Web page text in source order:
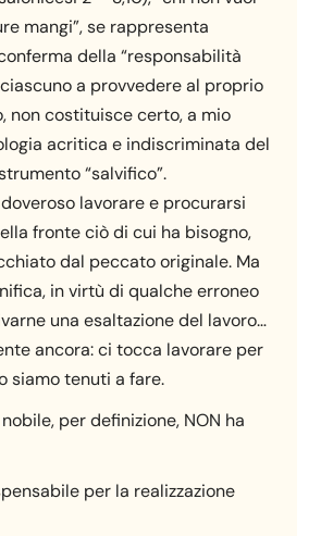
mangi”, se rappresenta
della “responsabilità
a provvedere al proprio
non costituisce certo, a mio
acritica e indiscriminata del
“salvifico”.
lavorare e procurarsi
fronte ciò di cui ha bisogno,
dal peccato originale. Ma
in virtù di qualche erroneo
una esaltazione del lavoro…
ancora: ci tocca lavorare per
siamo tenuti a fare.
per definizione, NON ha
per la realizzazione